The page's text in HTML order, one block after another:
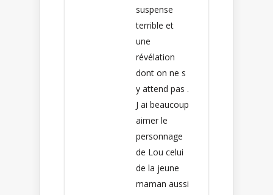
suspense
terrible et
une
révélation
dont on ne s
y attend pas .
J ai beaucoup
aimer le
personnage
de Lou celui
de la jeune
maman aussi